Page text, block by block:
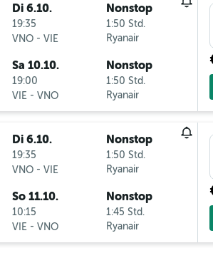
Di 6.10.
19:35
VNO- VIE
Nonstop
1:50 Std.
Ryanair
Sa 10.10.
19:00
VIE - VNO
Nonstop
1:50 Std.
Ryanair
Di 6.10.
19:35
VNO- VIE
Nonstop
1:50 Std.
Ryanair
So 11.10.
10:15
VIE - VNO
Nonstop
1:45 Std.
Ryanair